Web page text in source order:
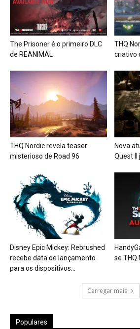
The Prisoner é o primeiro DLC
de REANIMAL
THQ
criativo
THQ Nordic revela teaser
misterioso de Road 96
Nova
Quest II
Disney Epic Mickey: Rebrushed
recebe data de lançamento
para os dispositivos...
se THQ
Carregar mais
Populares